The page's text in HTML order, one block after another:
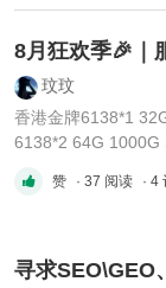
8月狂欢季🎉｜
玟玟
香港金牌6138*1 32G
6138*2 64G 1000G
1230V3 32G 1000G SSD
赞 · 37 阅读 · 4
寻求SEO\GEO